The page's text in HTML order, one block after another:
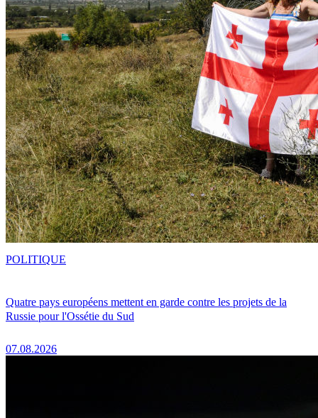
Quatre pays européens mettent en garde contre les projets de la
Russie pour l'Ossétie du Sud
07.08.2026
POLITIQUE